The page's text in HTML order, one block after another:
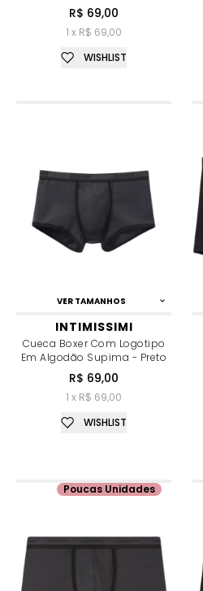
R$ 69,00
1 x R$ 69,00
WISHLIST
VER TAMANHOS
INTIMISSIMI
Cueca Boxer Com Logotipo
Em Algodão Supima - Preto
R$ 69,00
1 x R$ 69,00
WISHLIST
Poucas Unidades